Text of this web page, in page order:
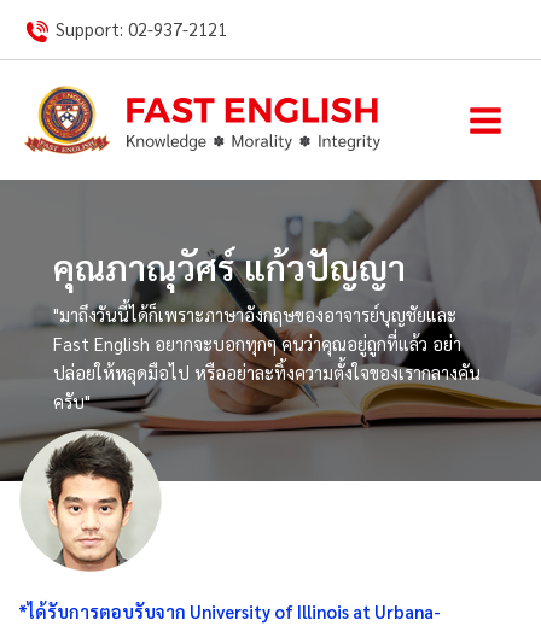
Support: 02-937-2121
คุณภาณุวัศร์ แก้วปัญญา
"มาถึงวันนี้ได้ก็เพราะภาษาอังกฤษของอาจารย์บุญชัยและ
Fast English อยากจะบอกทุกๆ คนว่าคุณอยู่ถูกที่แล้ว อย่า
ปล่อยให้หลุดมือไป หรืออย่าละทิ้งความตั้งใจของเรากลางคัน
ครับ"
*ได้รับการตอบรับจาก University of Illinois at Urbana-